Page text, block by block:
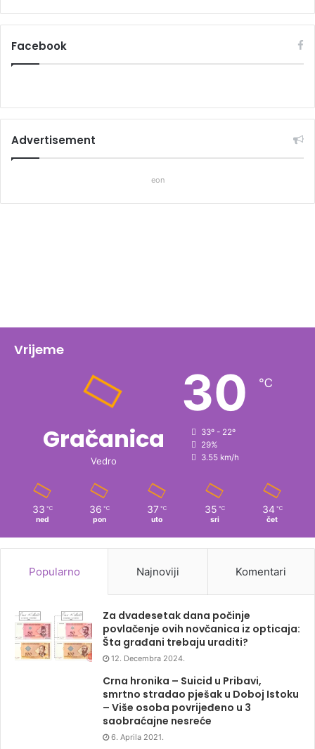
Facebook
Advertisement
eon
Vrijeme
Gračanica
Vedro
30 ℃
33º - 22º
29%
3.55 km/h
33 ℃
ned
36 ℃
pon
37 ℃
uto
35 ℃
sri
34 ℃
čet
Popularno Najnoviji Komentari
Za dvadesetak dana počinje
povlačenje ovih novčanica iz opticaja:
Šta građani trebaju uraditi?
12. Decembra 2024.
Crna hronika – Suicid u Pribavi,
smrtno stradao pješak u Doboj Istoku
– Više osoba povrijeđeno u 3
saobraćajne nesreće
6. Aprila 2021.